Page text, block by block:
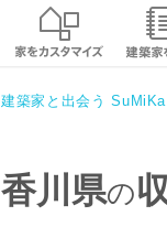
建築家と出会う SuMiKa
香川県の